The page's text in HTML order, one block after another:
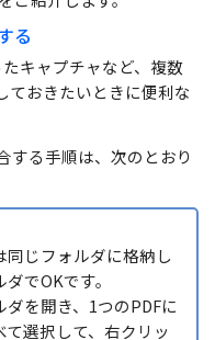
る
キャプチャなど、複数
ておきたいときに便利な
する手順は、次のとおり
同じフォルダに格納し
でOKです。
を開き、1つのPDFに
選択して、右クリッ